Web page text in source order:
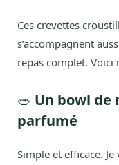
Ces crevettes
s’accompagnent
repas complet. Voici
🥗 Un bowl de
parfumé
Simple et efficace.